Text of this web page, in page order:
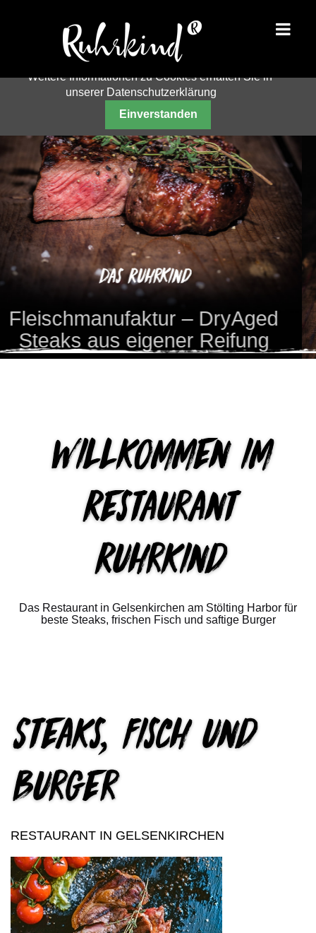
Unsere Burger
Handgemacht aus frisch
gewolftem Rindfleisch
Willkommen im
Restaurant
Ruhrkind
Das Restaurant in Gelsenkirchen am Stölting Harbor für
beste Steaks, frischen Fisch und saftige Burger
Steaks, Fisch und
Burger
RESTAURANT IN GELSENKIRCHEN
fortlaufend verbessern zu können, verwenden wir
Cookies. Durch die weitere Nutzung der Webseite
stimmen Sie der Verwendung von Cookies zu.
Weitere Informationen zu Cookies erhalten Sie in
unserer Datenschutzerklärung
Einverstanden